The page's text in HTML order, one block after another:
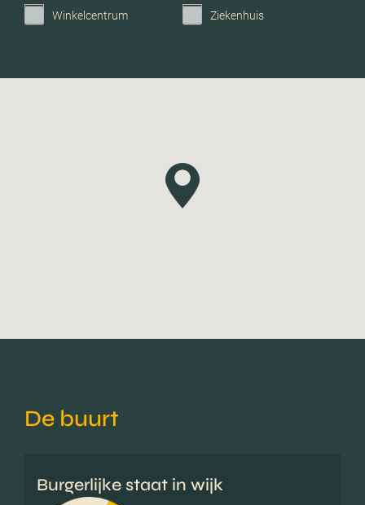
Winkelcentrum Ziekenhuis
De buurt
Burgerlijke staat in wijk